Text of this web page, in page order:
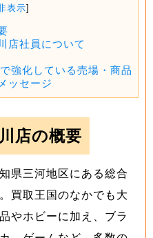
表示]
店社員について
強化している売場・商品
ッセージ
店の概要
県三河地区にある総合
買取王国のなかでも大
やホビーに加え、ブラ